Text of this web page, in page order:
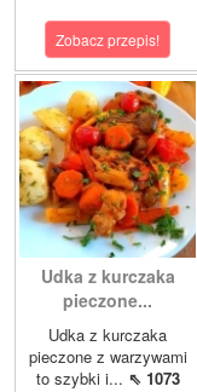
Zobacz przepis!
Udka z kurczaka
pieczone...
Udka z kurczaka
pieczone z warzywami
to szybki i... ⇖ 1073